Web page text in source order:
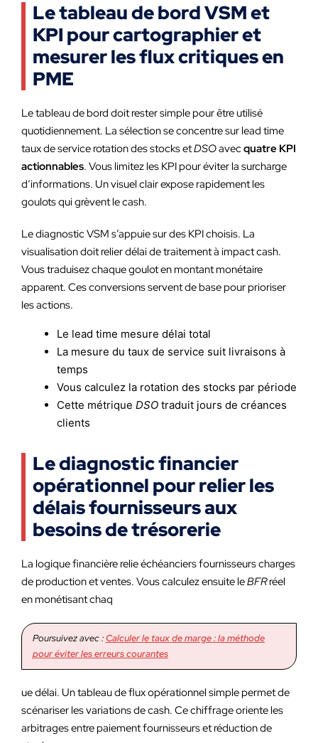
Le tableau de bord VSM et
KPI pour cartographier et
mesurer les flux critiques en
PME
Le tableau de bord doit rester simple pour être utilisé
quotidiennement. La sélection se concentre sur lead time
taux de service rotation des stocks etDSOavecquatre KPI
actionnables. Vous limitez les KPI pour éviter la surcharge
d’informations. Un visuel clair expose rapidement les
goulots qui grèvent le cash.
Le diagnostic VSM s’appuie sur des KPI choisis. La
visualisation doit relier délai de traitement à impact cash.
Vous traduisez chaque goulot en montant monétaire
apparent. Ces conversions servent de base pour prioriser
les actions.
Le lead time mesure délai total
La mesure du taux de service suit livraisons à
temps
Vous calculez la rotation des stocks par période
Cette métrique DSO traduit jours de créances
clients
Le diagnostic financier
opérationnel pour relier les
délais fournisseurs aux
besoins de trésorerie
La logique financière relie échéanciers fournisseurs charges
de production et ventes. Vous calculez ensuite leBFRréel
en monétisant chaq
Poursuivez avec :Calculer le taux de marge : la méthode
pour éviter les erreurs courantes
ue délai. Un tableau de flux opérationnel simple permet de
scénariser les variations de cash. Ce chiffrage oriente les
arbitrages entre paiement fournisseurs et réduction de